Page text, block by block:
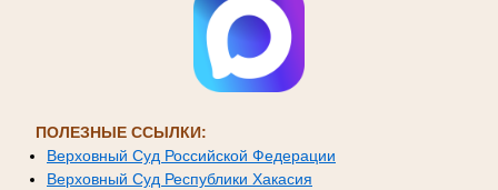
ПОЛЕЗНЫЕ ССЫЛКИ:
Верховный Суд Российской Федерации
Верховный Суд Республики Хакасия